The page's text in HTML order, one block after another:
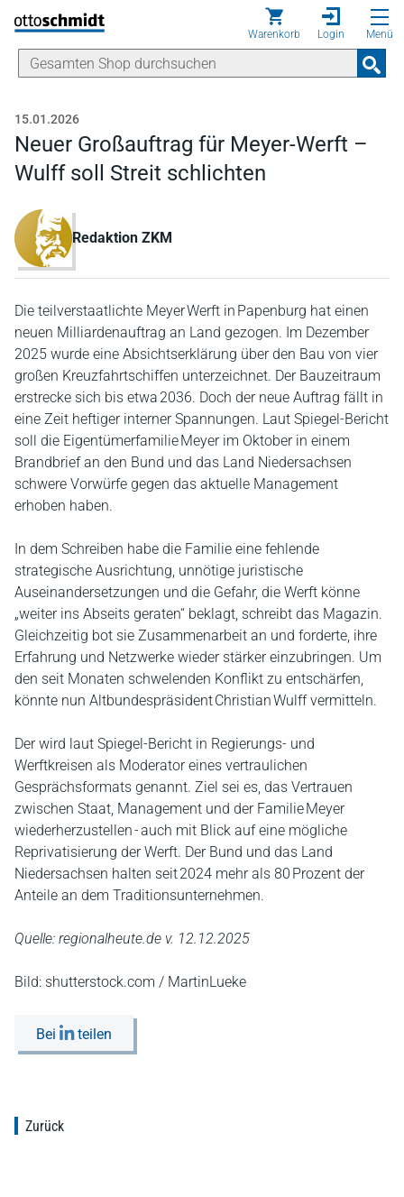
Direkt zum Inhalt
Warenkorb Login Menü
15.01.2026
Neuer Großauftrag für Meyer-Werft –
Wulff soll Streit schlichten
Redaktion ZKM
Die teilverstaatlichte Meyer Werft in Papenburg hat einen
neuen Milliardenauftrag an Land gezogen. Im Dezember
2025 wurde eine Absichtserklärung über den Bau von vier
großen Kreuzfahrtschiffen unterzeichnet. Der Bauzeitraum
erstrecke sich bis etwa 2036. Doch der neue Auftrag fällt in
eine Zeit heftiger interner Spannungen. Laut Spiegel-Bericht
soll die Eigentümerfamilie Meyer im Oktober in einem
Brandbrief an den Bund und das Land Niedersachsen
schwere Vorwürfe gegen das aktuelle Management
erhoben haben.
In dem Schreiben habe die Familie eine fehlende
strategische Ausrichtung, unnötige juristische
Auseinandersetzungen und die Gefahr, die Werft könne
„weiter ins Abseits geraten“ beklagt, schreibt das Magazin.
Gleichzeitig bot sie Zusammenarbeit an und forderte, ihre
Erfahrung und Netzwerke wieder stärker einzubringen. Um
den seit Monaten schwelenden Konflikt zu entschärfen,
könnte nun Altbundespräsident Christian Wulff vermitteln.
Der wird laut Spiegel-Bericht in Regierungs- und
Werftkreisen als Moderator eines vertraulichen
Gesprächsformats genannt. Ziel sei es, das Vertrauen
zwischen Staat, Management und der Familie Meyer
wiederherzustellen - auch mit Blick auf eine mögliche
Reprivatisierung der Werft. Der Bund und das Land
Niedersachsen halten seit 2024 mehr als 80 Prozent der
Anteile an dem Traditionsunternehmen.
Quelle: regionalheute.de v. 12.12.2025
Bild: shutterstock.com / MartinLueke
Bei teilen
Zurück